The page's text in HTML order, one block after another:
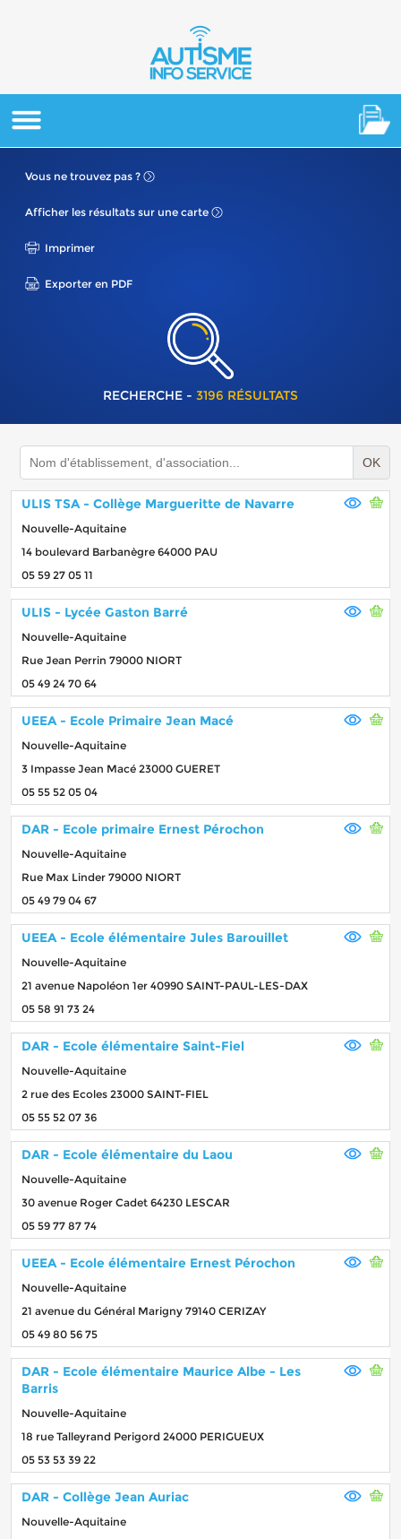
Vous ne trouvez pas ?
Afficher les résultats sur une carte
Imprimer
Exporter en PDF
RECHERCHE - 3196 RÉSULTATS
OK
ULIS TSA - Collège Margueritte de Navarre
Nouvelle-Aquitaine
14 boulevard Barbanègre 64000 PAU
05 59 27 05 11
ULIS - Lycée Gaston Barré
Nouvelle-Aquitaine
Rue Jean Perrin 79000 NIORT
05 49 24 70 64
UEEA - Ecole Primaire Jean Macé
Nouvelle-Aquitaine
3 Impasse Jean Macé 23000 GUERET
05 55 52 05 04
DAR - Ecole primaire Ernest Pérochon
Nouvelle-Aquitaine
Rue Max Linder 79000 NIORT
05 49 79 04 67
UEEA - Ecole élémentaire Jules Barouillet
Nouvelle-Aquitaine
21 avenue Napoléon 1er 40990 SAINT-PAUL-LES-DAX
05 58 91 73 24
DAR - Ecole élémentaire Saint-Fiel
Nouvelle-Aquitaine
2 rue des Ecoles 23000 SAINT-FIEL
05 55 52 07 36
DAR - Ecole élémentaire du Laou
Nouvelle-Aquitaine
30 avenue Roger Cadet 64230 LESCAR
05 59 77 87 74
UEEA - Ecole élémentaire Ernest Pérochon
Nouvelle-Aquitaine
21 avenue du Général Marigny 79140 CERIZAY
05 49 80 56 75
DAR - Ecole élémentaire Maurice Albe - Les
Barris
Nouvelle-Aquitaine
18 rue Talleyrand Perigord 24000 PERIGUEUX
05 53 53 39 22
DAR - Collège Jean Auriac
Nouvelle-Aquitaine